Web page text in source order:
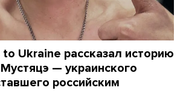
Ukraine рассказал историю
— украинского
российским